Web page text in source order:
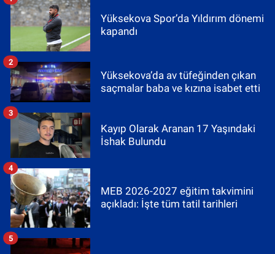
Yüksekova Spor’da Yıldırım dönemi
kapandı
Yüksekova’da av tüfeğinden çıkan
saçmalar baba ve kızına isabet etti
2
Kayıp Olarak Aranan 17 Yaşındaki
İshak Bulundu
3
MEB 2026-2027 eğitim takvimini
açıkladı: İşte tüm tatil tarihleri
4
5